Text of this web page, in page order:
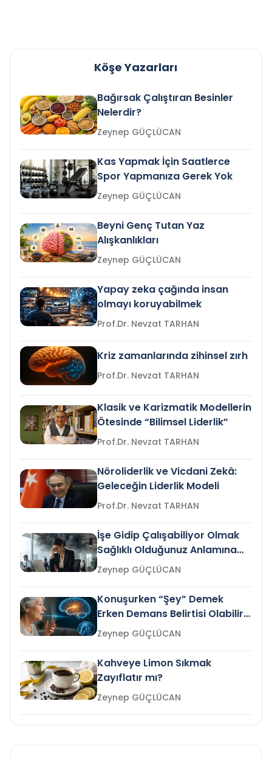
Köşe Yazarları
Bağırsak Çalıştıran Besinler
Nelerdir?
Zeynep GÜÇLÜCAN
Kas Yapmak İçin Saatlerce
Spor Yapmanıza Gerek Yok
Zeynep GÜÇLÜCAN
Beyni Genç Tutan Yaz
Alışkanlıkları
Zeynep GÜÇLÜCAN
Yapay zeka çağında insan
olmayı koruyabilmek
Prof.Dr. Nevzat TARHAN
Kriz zamanlarında zihinsel zırh
Prof.Dr. Nevzat TARHAN
Klasik ve Karizmatik Modellerin
Ötesinde “Bilimsel Liderlik”
Prof.Dr. Nevzat TARHAN
Nöroliderlik ve Vicdani Zekâ:
Geleceğin Liderlik Modeli
Prof.Dr. Nevzat TARHAN
İşe Gidip Çalışabiliyor Olmak
Sağlıklı Olduğunuz Anlamına
Gelir mi?Zeynep GÜÇLÜCAN
Konuşurken “Şey” Demek
Erken Demans Belirtisi Olabilir
mi?
Zeynep GÜÇLÜCAN
Kahveye Limon Sıkmak
Zayıflatır mı?
Zeynep GÜÇLÜCAN